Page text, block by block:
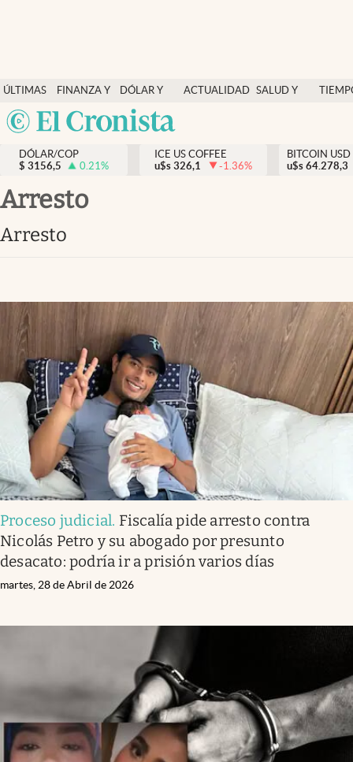
ÚLTIMAS
NOTICIAS
FINANZA Y
ECONOMÍA
DÓLAR Y
MERCADOS
ACTUALIDAD SALUD Y
México
Salud y nutrición
Vida espiritual
Actualidad
Dólar y mercados
Curiosidades
DÓLAR/COP
$ 3156,5 0.21%
ICE US COFFEE
u$s 326,1 -1.36%
BITCOIN USD
u$s 64.278,3
arresto
arresto
Proceso judicial. Fiscalía pide arresto contra
Nicolás Petro y su abogado por presunto
desacato: podría ir a prisión varios días
martes, 28 de Abril de 2026